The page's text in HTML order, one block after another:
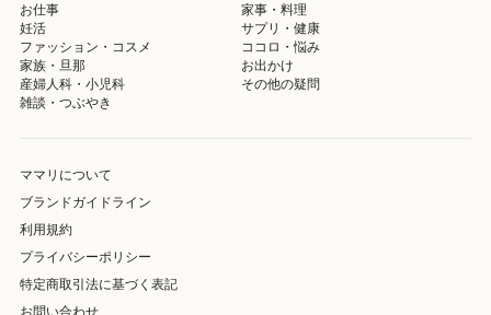
お仕事
家事・料理
妊活
サプリ・健康
ファッション・コスメ
ココロ・悩み
家族・旦那
お出かけ
産婦人科・小児科
その他の疑問
雑談・つぶやき
ママリについて
ブランドガイドライン
利用規約
プライバシーポリシー
特定商取引法に基づく表記
お問い合わせ